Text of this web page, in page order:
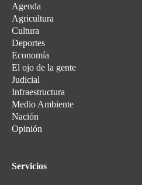
Agenda
Agricultura
Cultura
Deportes
Economía
El ojo de la gente
Judicial
Infraestructura
Medio Ambiente
Nación
Opinión
Servicios